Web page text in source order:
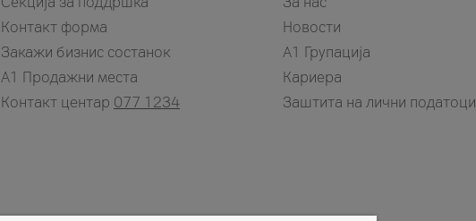
Контакт форма
Закажи бизнис состанок
A1 Продажни места
Контакт центар 077 1234
Новости
А1 Групација
Кариера
Заштита на лични податоци